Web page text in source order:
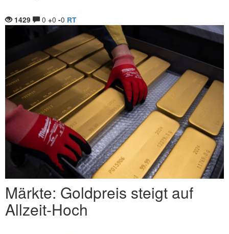
1429 0 +0 -0 RT
Märkte: Goldpreis steigt auf
Allzeit-Hoch